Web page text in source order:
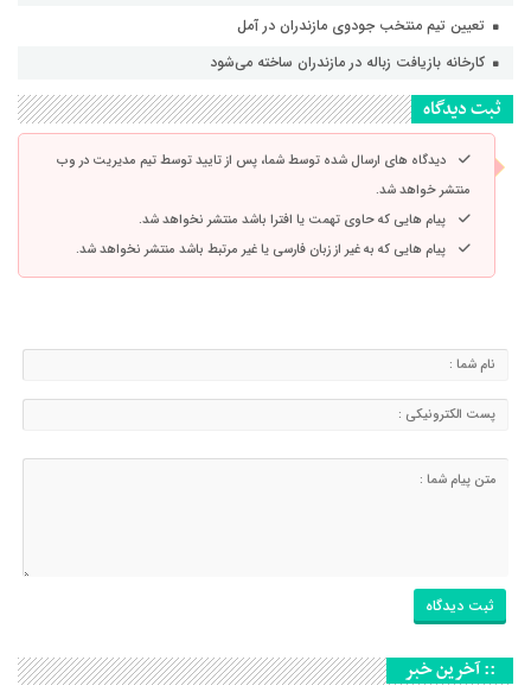
تعیین تیم منتخب جودوی مازندران در آمل
کارخانه بازیافت زباله در مازندران ساخته می‌شود
ثبت دیدگاه
دیدگاه های ارسال شده توسط شما، پس از تایید توسط تیم مدیریت در وب
منتشر خواهد شد.
پیام هایی که حاوی تهمت یا افترا باشد منتشر نخواهد شد.
پیام هایی که به غیر از زبان فارسی یا غیر مرتبط باشد منتشر نخواهد شد.
:: آخرین خبر